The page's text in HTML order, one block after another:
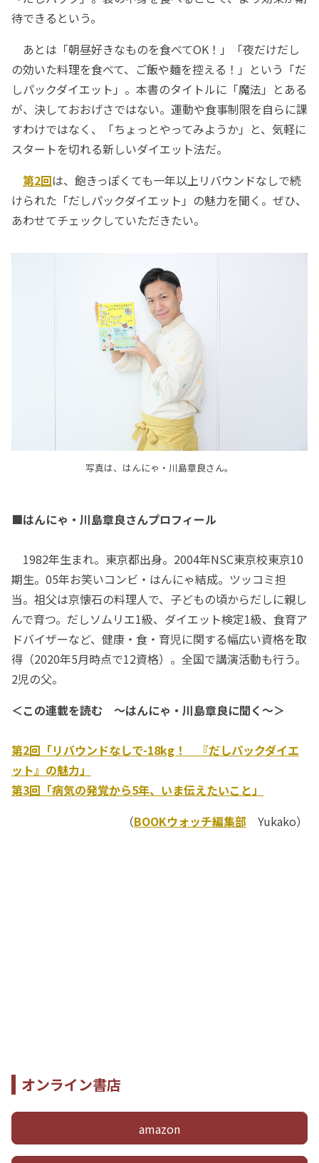
待できるという。
あとは「朝昼好きなものを食べてOK！」「夜だけだし
の効いた料理を食べて、ご飯や麺を控える！」という「だ
しパックダイエット」。本書のタイトルに「魔法」とある
が、決しておおげさではない。運動や食事制限を自らに課
すわけではなく、「ちょっとやってみようか」と、気軽に
スタートを切れる新しいダイエット法だ。
第2回は、飽きっぽくても一年以上リバウンドなしで続
けられた「だしパックダイエット」の魅力を聞く。ぜひ、
あわせてチェックしていただきたい。
写真は、はんにゃ・川島章良さん。
■はんにゃ・川島章良さんプロフィール
1982年生まれ。東京都出身。2004年NSC東京校東京10
期生。05年お笑いコンビ・はんにゃ結成。ツッコミ担
当。祖父は京懐石の料理人で、子どもの頃からだしに親し
んで育つ。だしソムリエ1級、ダイエット検定1級、食育ア
ドバイザーなど、健康・食・育児に関する幅広い資格を取
得（2020年5月時点で12資格）。全国で講演活動も行う。
2児の父。
＜この連載を読む ～はんにゃ・川島章良に聞く～＞
第2回「リバウンドなしで-18kg！ 『だしパックダイエ
ット』の魅力」
第3回「病気の発覚から5年、いま伝えたいこと」
（BOOKウォッチ編集部 Yukako）
オンライン書店
amazon